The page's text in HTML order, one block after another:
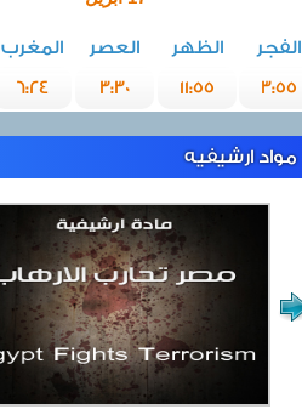
الفجر الظهر العصر المغرب
3:55
11:55
3:30
6:24
مواد ارشيفيه